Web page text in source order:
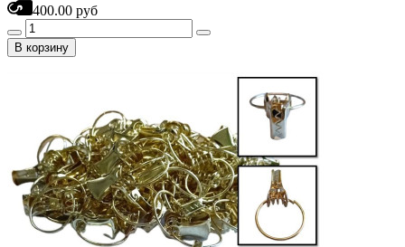
400.00 руб
В корзину